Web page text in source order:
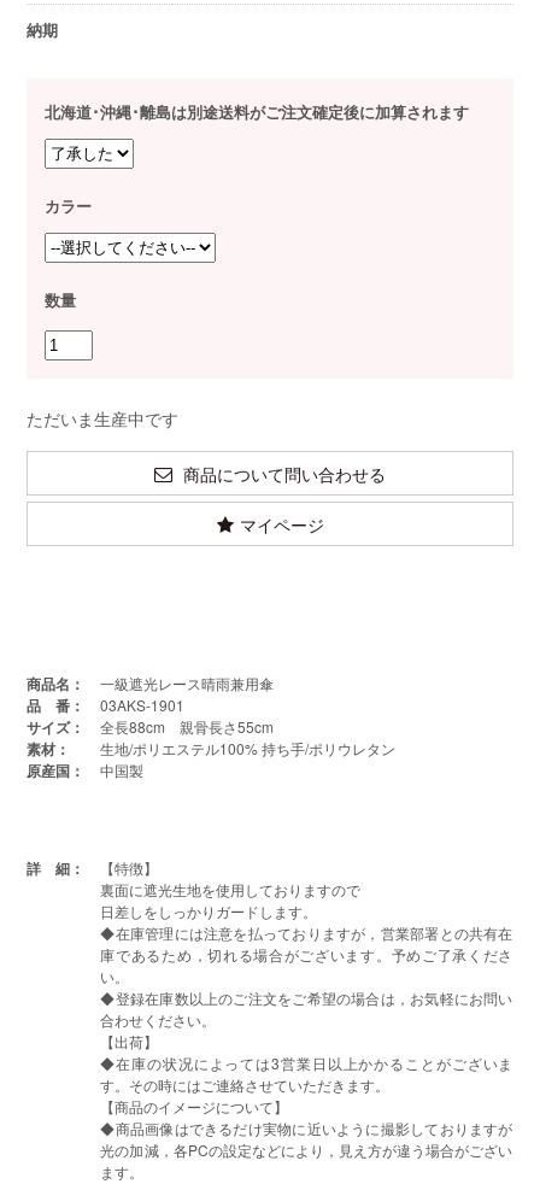
納期
北海道･沖縄･離島は別途送料がご注文確定後に加算されます
カラー
数量
ただいま生産中です
商品について問い合わせる
マイページ
商品名： 一級遮光レース晴雨兼用傘
品 番： 03AKS-1901
サイズ： 全長88cm 親骨長さ55cm
素材： 生地/ポリエステル100% 持ち手/ポリウレタン
原産国： 中国製
詳 細：
【特徴】
裏面に遮光生地を使用しておりますので
日差しをしっかりガードします。
◆在庫管理には注意を払っておりますが，営業部署との共有在
庫であるため，切れる場合がございます。予めご了承くださ
い。
◆登録在庫数以上のご注文をご希望の場合は，お気軽にお問い
合わせください。
【出荷】
◆在庫の状况によっては3営業日以上かかることがございま
す。その時にはご連絡させていただきます。
【商品のイメージについて】
◆商品画像はできるだけ実物に近いように撮影しておりますが
光の加減，各PCの設定などにより，見え方が違う場合がござい
ます。